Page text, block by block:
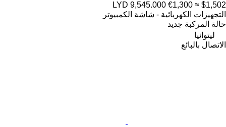
LYD 9,545.000 €1,300 ≈ $1,502
التجهيزات الكهربائية - شاشة الكمبيوتر
حالة المركبة جديد
ليتوانيا
الاتصال بالبائع